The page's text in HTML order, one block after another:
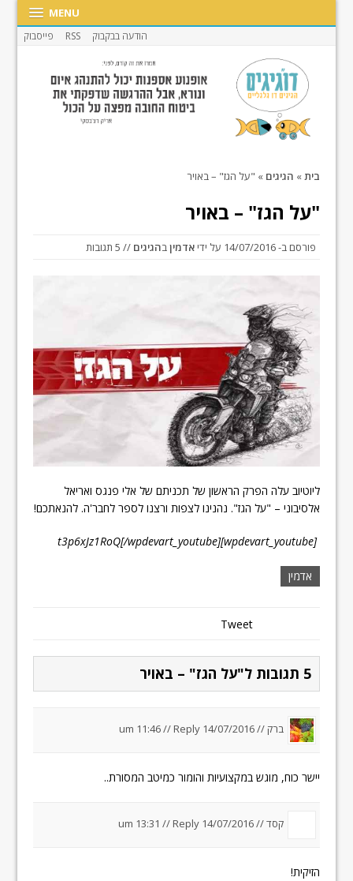
MENU
הודעה בבקבוק RSS פייסבוק
בית» הגיגים » "על הגז" – באויר
"על הגז" – באויר
פורסם ב-14/07/2016 על ידיאדמיןבהגיגים // 5 תגובות
ליוטיוב עלה הפרק הראשון של תכניתם של אלי פנגס ואריאל
אלסיבוני – "על הגז". נהנינו לצפות ורצנו לספר לחבר'ה. להנאתכם!
[wpdevart_youtube]t3p6xJz1RoQ[/wpdevart_youtube]
אדמין
Tweet
5 תגובות ל"על הגז" – באויר
ברק //14/07/2016 um 11:46
//Reply
יישר כוח, מוגש במקצועיות והומור כמיטב המסורת..
קסד //14/07/2016 um 13:31
//Reply
הזיקית!